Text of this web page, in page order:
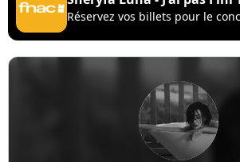
Réservez vos billets pour le